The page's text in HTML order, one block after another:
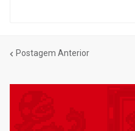
Postagem Anterior